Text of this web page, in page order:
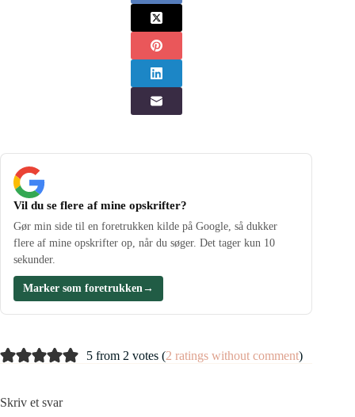
Vil du se flere af mine opskrifter?
Gør min side til en foretrukken kilde på Google, så dukker
flere af mine opskrifter op, når du søger. Det tager kun 10
sekunder.
Marker som foretrukken→
5 from 2 votes (2 ratings without comment)
Skriv et svar